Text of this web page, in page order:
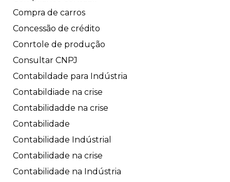
Compra de carros
Concessão de crédito
Conrtole de produção
Consultar CNPJ
Contabildade para Indústria
Contabildiade na crise
Contabilidadde na crise
Contabilidade
Contabilidade Indústrial
Contabilidade na crise
Contabilidade na Indústria